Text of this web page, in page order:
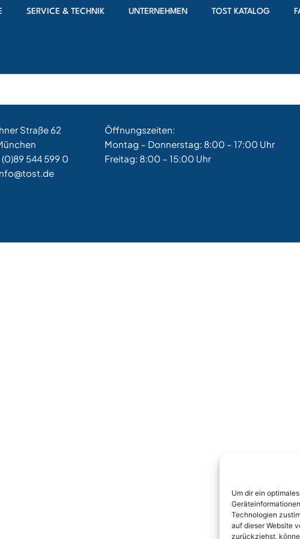
Um dir ein
Technologien
auf dieser Website
zurückziehst,
SERVICE & TECHNIK UNTERNEHMEN TOST KATALOG
Backenbremsräder und hydraulische
Straße 62
(0)89 544 599 0
Öffnungszeiten:
Montag – Donnerstag: 8:00 – 17:00 Uhr
Freitag: 8:00 – 15:00 Uhr